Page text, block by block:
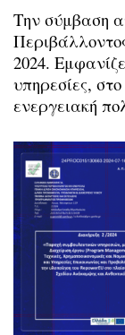
Την σύμβαση
2024.
υπηρεσίες,
ενεργειακή